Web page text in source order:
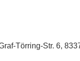
Törring-Str. 6,